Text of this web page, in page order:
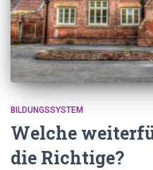
BILDUNGSSYSTEM
Welche
die Richtige?